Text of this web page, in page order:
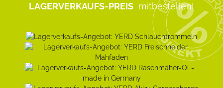
LAGERVERKAUFS-PREIS mitbestellen!